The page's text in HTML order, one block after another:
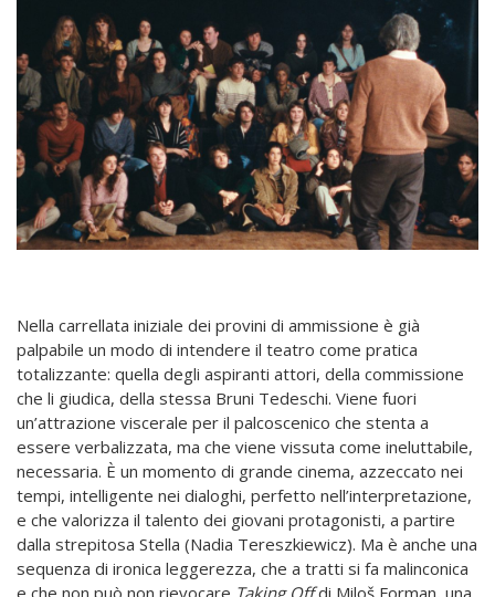
Nella carrellata iniziale dei provini di ammissione è già
palpabile un modo di intendere il teatro come pratica
totalizzante: quella degli aspiranti attori, della commissione
che li giudica, della stessa Bruni Tedeschi. Viene fuori
un’attrazione viscerale per il palcoscenico che stenta a
essere verbalizzata, ma che viene vissuta come ineluttabile,
necessaria. È un momento di grande cinema, azzeccato nei
tempi, intelligente nei dialoghi, perfetto nell’interpretazione,
e che valorizza il talento dei giovani protagonisti, a partire
dalla strepitosa Stella (Nadia Tereszkiewicz). Ma è anche una
sequenza di ironica leggerezza, che a tratti si fa malinconica
e che non può non rievocare Taking Offdi Miloš Forman, una